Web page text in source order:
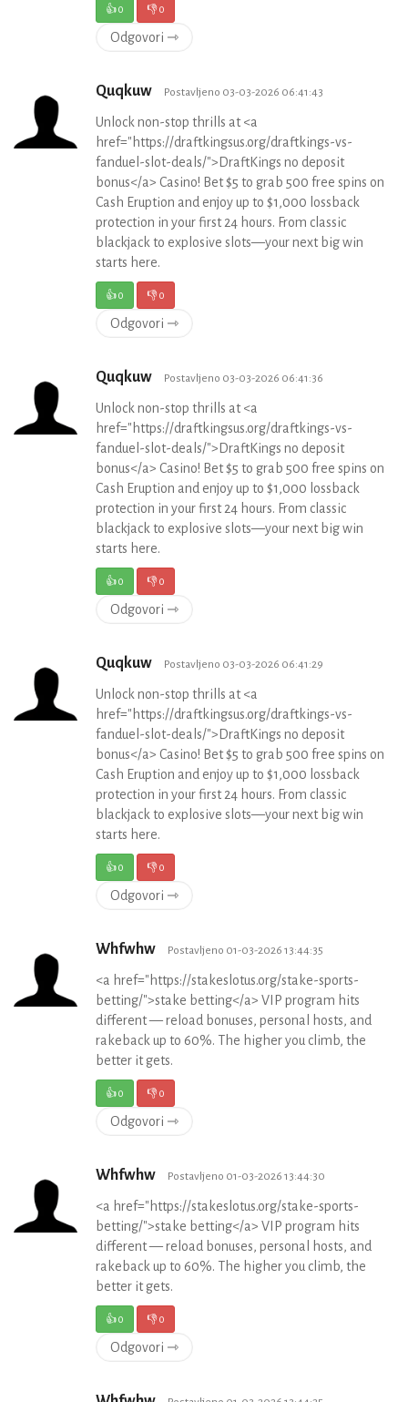
👍0 👎0
Odgovori ⇾
Quqkuw Postavljeno 03-03-2026 06:41:43
Unlock non-stop thrills at <a
href="https://draftkingsus.org/draftkings-vs-
fanduel-slot-deals/">DraftKings no deposit
bonus</a> Casino! Bet $5 to grab 500 free spins on
Cash Eruption and enjoy up to $1,000 lossback
protection in your first 24 hours. From classic
blackjack to explosive slots—your next big win
starts here.
👍0 👎0
Odgovori ⇾
Quqkuw Postavljeno 03-03-2026 06:41:36
Unlock non-stop thrills at <a
href="https://draftkingsus.org/draftkings-vs-
fanduel-slot-deals/">DraftKings no deposit
bonus</a> Casino! Bet $5 to grab 500 free spins on
Cash Eruption and enjoy up to $1,000 lossback
protection in your first 24 hours. From classic
blackjack to explosive slots—your next big win
starts here.
👍0 👎0
Odgovori ⇾
Quqkuw Postavljeno 03-03-2026 06:41:29
Unlock non-stop thrills at <a
href="https://draftkingsus.org/draftkings-vs-
fanduel-slot-deals/">DraftKings no deposit
bonus</a> Casino! Bet $5 to grab 500 free spins on
Cash Eruption and enjoy up to $1,000 lossback
protection in your first 24 hours. From classic
blackjack to explosive slots—your next big win
starts here.
👍0 👎0
Odgovori ⇾
Whfwhw Postavljeno 01-03-2026 13:44:35
<a href="https://stakeslotus.org/stake-sports-
betting/">stake betting</a> VIP program hits
different — reload bonuses, personal hosts, and
rakeback up to 60%. The higher you climb, the
better it gets.
👍0 👎0
Odgovori ⇾
Whfwhw Postavljeno 01-03-2026 13:44:30
<a href="https://stakeslotus.org/stake-sports-
betting/">stake betting</a> VIP program hits
different — reload bonuses, personal hosts, and
rakeback up to 60%. The higher you climb, the
better it gets.
👍0 👎0
Odgovori ⇾